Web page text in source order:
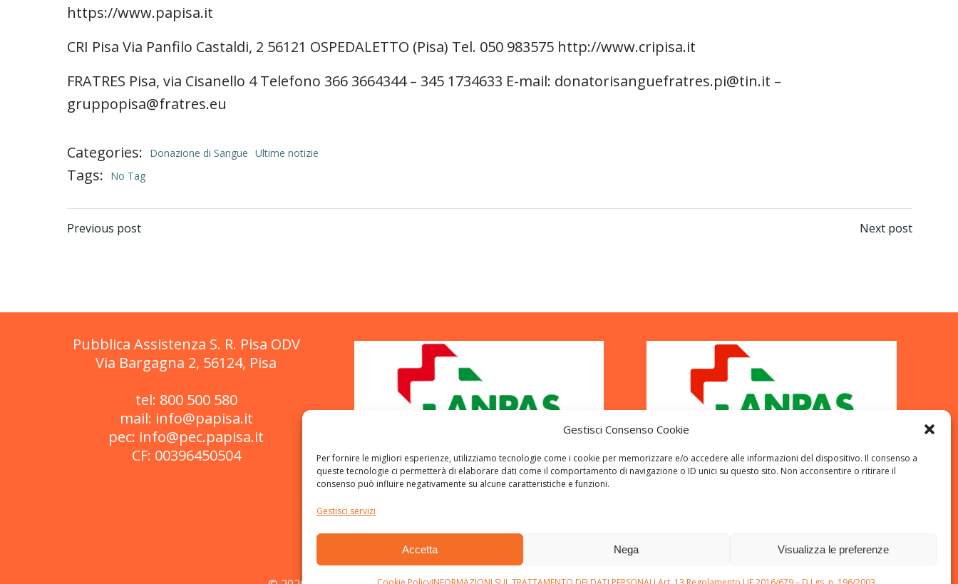
Gestisci Consenso Cookie
Per fornire le migliori esperienze, utilizziamo tecnologie come i cookie per memorizzare e/o accedere alle informazioni del dispositivo. Il consenso a
queste tecnologie ci permetterà di elaborare dati come il comportamento di navigazione o ID unici su questo sito. Non acconsentire o ritirare il
consenso può influire negativamente su alcune caratteristiche e funzioni.
Gestisci servizi
Accetta Nega Visualizza le preferenze
https://www.papisa.it
CRI Pisa Via Panfilo Castaldi, 2 56121 OSPEDALETTO (Pisa) Tel. 050 983575 http://www.cripisa.it
FRATRES Pisa, via Cisanello 4 Telefono 366 3664344 – 345 1734633 E-mail: donatorisanguefratres.pi@tin.it –
gruppopisa@fratres.eu
Categories: Donazione di Sangue Ultime notizie
Tags: No Tag
Post
Previous post Next post
Pubblica Assistenza S. R. Pisa ODV
Via Bargagna 2, 56124, Pisa
tel: 800 500 580
mail: info@papisa.it
pec: info@pec.papisa.it
CF: 00396450504